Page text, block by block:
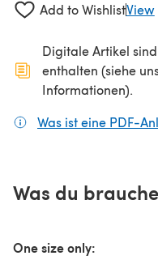
Add to WishlistView
Digitale Artikel
enthalten (siehe
Informationen).
Was ist eine PDF-
Was du
One size only: